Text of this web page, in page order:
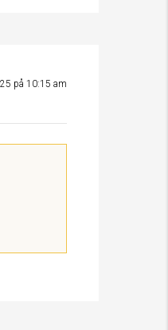
på 10:15 am